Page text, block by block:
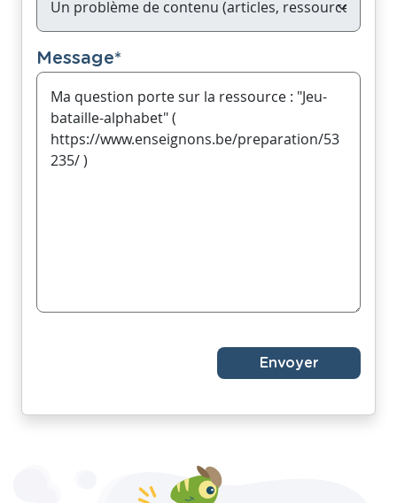
Message*
Envoyer